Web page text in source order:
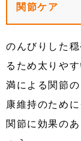
関節ケア
のんびりした
るため太りや
満による関節
康維持のため
関節に効果の